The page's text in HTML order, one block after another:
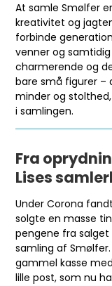
At samle Smølfer
kreativitet og
forbinde
venner og
charmerende og
bare små figurer –
minder og
i samlingen.
Fra
Lises
Under Corona
solgte en masse
pengene fra
samling af
gammel kasse
lille post, som nu